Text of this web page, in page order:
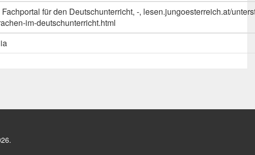
für den Deutschunterricht, -, lesen.jungoesterreich.at/
im-deutschunterricht.html